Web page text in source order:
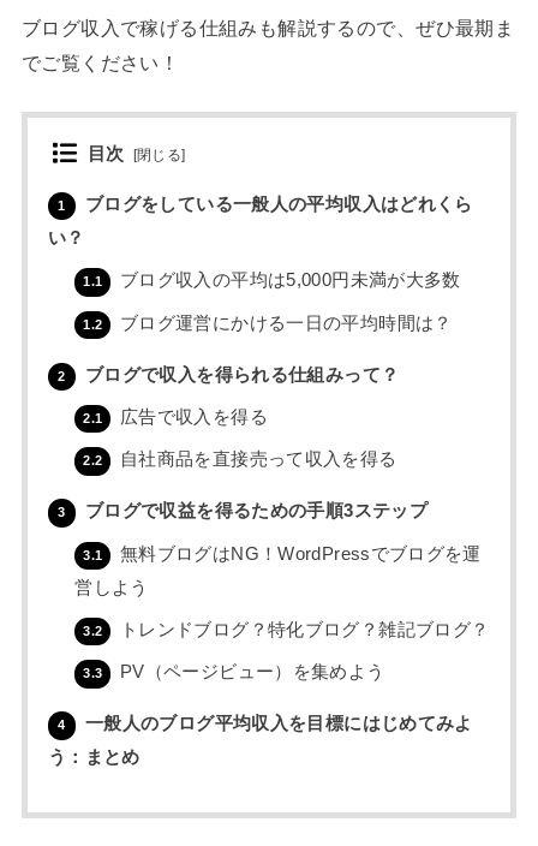
ブログ収入で稼げる仕組みも解説するので、ぜひ最期ま
でご覧ください！
目次 [閉じる]
1
ブログをしている一般人の平均収入はどれくら
い？
1.1 ブログ収入の平均は5,000円未満が大多数
1.2 ブログ運営にかける一日の平均時間は？
2 ブログで収入を得られる仕組みって？
2.1 広告で収入を得る
2.2 自社商品を直接売って収入を得る
3 ブログで収益を得るための手順3ステップ
3.1
無料ブログはNG！WordPressでブログを運
営しよう
3.2 トレンドブログ？特化ブログ？雑記ブログ？
3.3 PV（ページビュー）を集めよう
4
一般人のブログ平均収入を目標にはじめてみよ
う：まとめ